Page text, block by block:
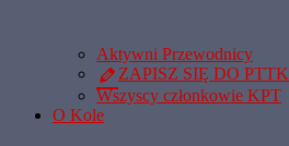
Aktywni Przewodnicy
ZAPISZ SIĘ DO PTTK
Wszyscy członkowie KPT
O Kole